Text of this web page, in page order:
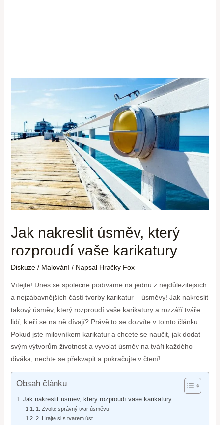
Jak nakreslit úsměv, který
rozproudí vaše karikatury
Diskuze / Malování/ Napsal Hračky Fox
Vítejte! Dnes se společně podíváme na jednu z nejdůležitějších
a nejzábavnějších částí tvorby karikatur – úsměvy! Jak nakreslit
takový úsměv, který rozproudí vaše karikatury a rozzáří tváře
lidí, kteří se na ně dívají? Právě to se dozvíte v tomto článku.
Pokud jste milovníkem karikatur a chcete se naučit, jak dodat
svým výtvorům životnost a vyvolat úsměv na tváři každého
diváka, nechte se překvapit a pokračujte v čtení!
Obsah článku
Jak nakreslit úsměv, který rozproudí vaše karikatury
1. Zvolte správný tvar úsměvu
2. Hrajte si s tvarem úst